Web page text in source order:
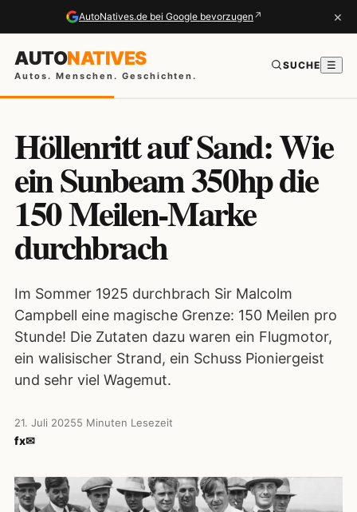
AutoNatives.de bei Google bevorzugen ↗ ×
AUTONATIVES
Autos. Menschen. Geschichten.
SUCHE ☰
Höllenritt auf Sand: Wie
ein Sunbeam 350hp die
150 Meilen-Marke
durchbrach
Im Sommer 1925 durchbrach Sir Malcolm
Campbell eine magische Grenze: 150 Meilen pro
Stunde! Die Zutaten dazu waren ein Flugmotor,
ein walisischer Strand, ein Schuss Pioniergeist
und sehr viel Wagemut.
21. Juli 20255 Minuten Lesezeit
fx✉